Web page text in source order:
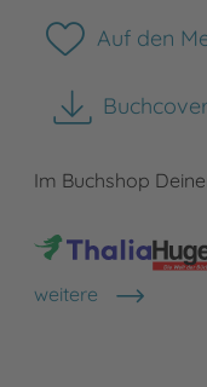
Auf den
Im Buchshop
weitere
Shops anzeigen